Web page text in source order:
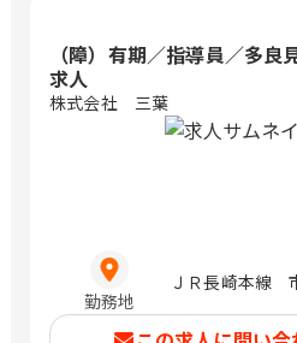
（障）有期／指導員／多
求人
株式会社 三葉
勤務地
ＪＲ長崎本線